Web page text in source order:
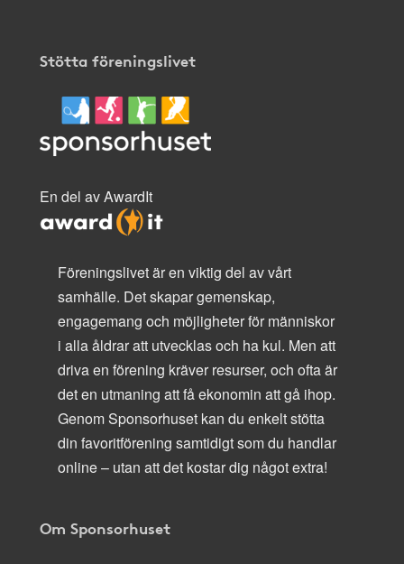
Stötta föreningslivet
En del av AwardIt
Föreningslivet är en viktig del av vårt
samhälle. Det skapar gemenskap,
engagemang och möjligheter för människor
i alla åldrar att utvecklas och ha kul. Men att
driva en förening kräver resurser, och ofta är
det en utmaning att få ekonomin att gå ihop.
Genom Sponsorhuset kan du enkelt stötta
din favoritförening samtidigt som du handlar
online – utan att det kostar dig något extra!
Om Sponsorhuset